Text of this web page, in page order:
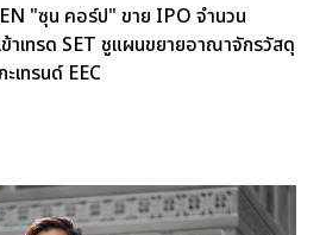
"ซุน คอร์ป" ขาย IPO จำนวน
าเทรด SET ชูแผนขยายอาณาจักรวัสดุ
เทรนด์ EEC